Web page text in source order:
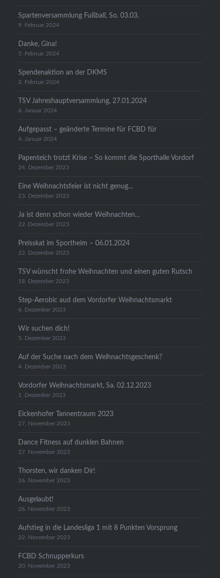
Spartenversammlung Fußball, So. 03.03.
9. Februar 2024
Danke, Gina!
5. Februar 2024
Spendenaktion an der DKMS
2. Februar 2024
TSV Jahreshauptversammlung, 27.01.2024
6. Januar 2024
Aufgepasst – geänderte Termine für FCBD für
4. Januar 2024
Papenteich trotzt Krise – So kommt die Sporthalle Vordorf
24. Dezember 2023
Eine Weihnachtsfeier ist nicht genug…
23. Dezember 2023
Ja ist denn schon wieder Weihnachten…
22. Dezember 2023
Preisskat im Sportheim – 06.01.2024
22. Dezember 2023
TSV wünscht frohe Weihnachten und einen guten Rutsch
18. Dezember 2023
Step-Aerobic aud dem Vordorfer Weihnachtsmarkt
6. Dezember 2023
Wir suchen dich!
5. Dezember 2023
Auf der Suche nach dem Weihnachtsgeschenk?
4. Dezember 2023
Vordorfer Weihnachtsmarkt, Sa. 02.12.2023
1. Dezember 2023
Eickenhofer Tannentraum 2023
27. November 2023
Dance Fitness auf dunklen Bahnen
27. November 2023
Thorsten, wir danken Dir!
26. November 2023
Ausgelaubt!
26. November 2023
Aufstieg in die Landesliga 1 mit 8 Punkten Vorsprung
22. November 2023
FCBD Schnupperkurs
20. November 2023